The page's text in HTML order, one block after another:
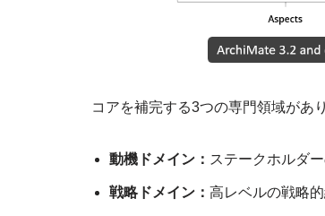
コアを補完する3つの専門領域があ
動機ドメイン： ステークホルダ
戦略ドメイン： 高レベルの戦略